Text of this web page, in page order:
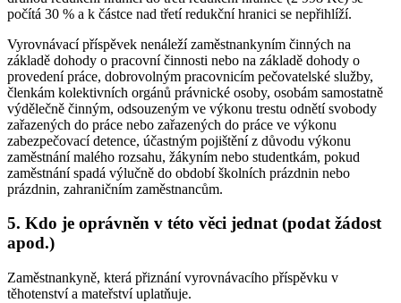
počítá 30 % a k částce nad třetí redukční hranici se nepřihlíží.
Vyrovnávací příspěvek nenáleží zaměstnankyním činných na
základě dohody o pracovní činnosti nebo na základě dohody o
provedení práce, dobrovolným pracovnicím pečovatelské služby,
členkám kolektivních orgánů právnické osoby, osobám samostatně
výdělečně činným, odsouzeným ve výkonu trestu odnětí svobody
zařazených do práce nebo zařazených do práce ve výkonu
zabezpečovací detence, účastným pojištění z důvodu výkonu
zaměstnání malého rozsahu, žákyním nebo studentkám, pokud
zaměstnání spadá výlučně do období školních prázdnin nebo
prázdnin, zahraničním zaměstnancům.
5. Kdo je oprávněn v této věci jednat (podat žádost
apod.)
Zaměstnankyně, která přiznání vyrovnávacího příspěvku v
těhotenství a mateřství uplatňuje.